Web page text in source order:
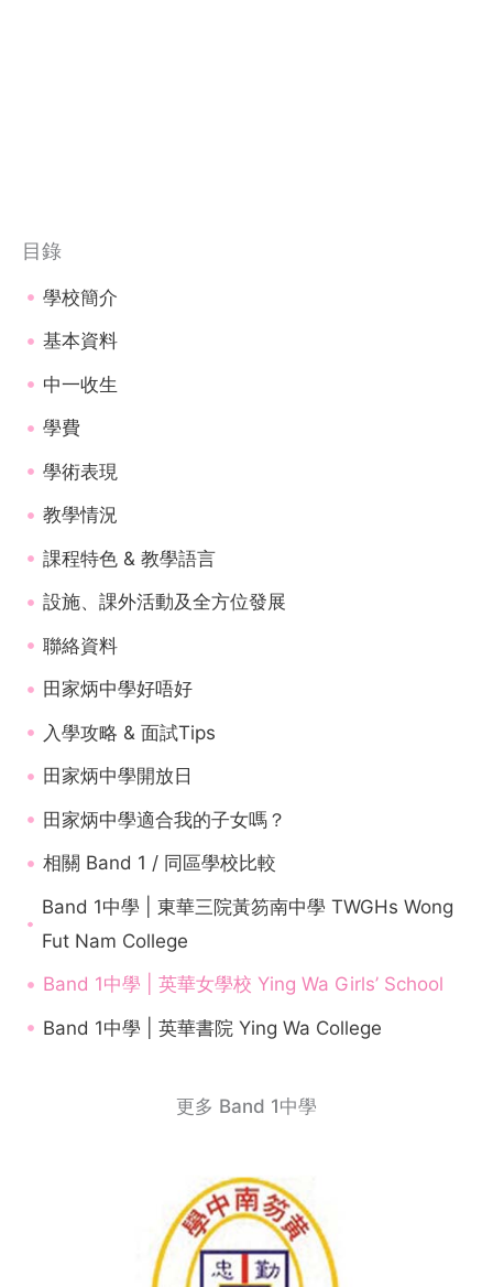
目錄
學校簡介
基本資料
中一收生
學費
學術表現
教學情況
課程特色 & 教學語言
設施、課外活動及全方位發展
聯絡資料
田家炳中學好唔好
入學攻略 & 面試Tips
田家炳中學開放日
田家炳中學適合我的子女嗎？
相關 Band 1 / 同區學校比較
Band 1中學 | 東華三院黃笏南中學 TWGHs Wong
Fut Nam College
Band 1中學 | 英華女學校 Ying Wa Girls’ School
Band 1中學 | 英華書院 Ying Wa College
更多 Band 1中學